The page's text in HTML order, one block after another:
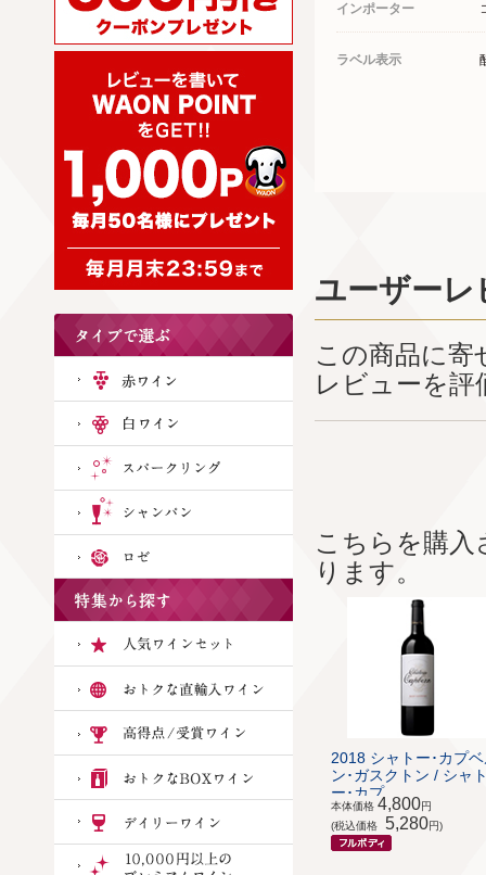
インポーター
ラベル表示
ユーザーレ
この商品に
レビューを評
こちらを購
ります。
2018 シャトー･カプ
ン･ガスクトン / シャ
ー･カプ...
本体価格 4,800円
(税込価格
5,280円)